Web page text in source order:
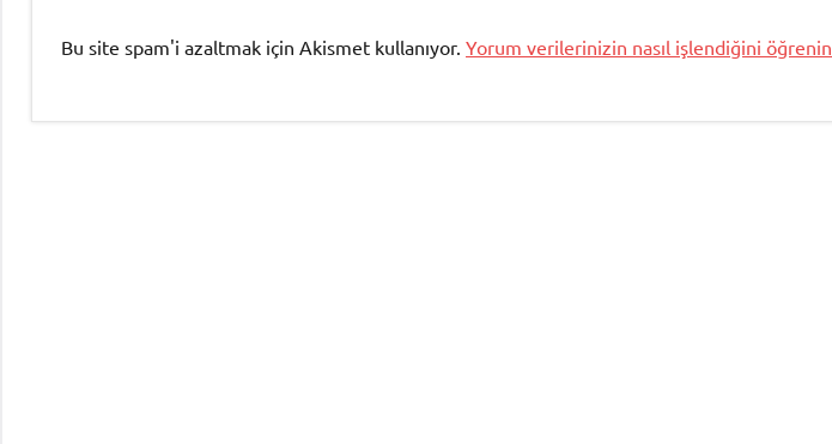
Bu site spam'i azaltmak için Akismet kullanıyor. Yorum verilerinizin nasıl işlendiğini öğrenin.